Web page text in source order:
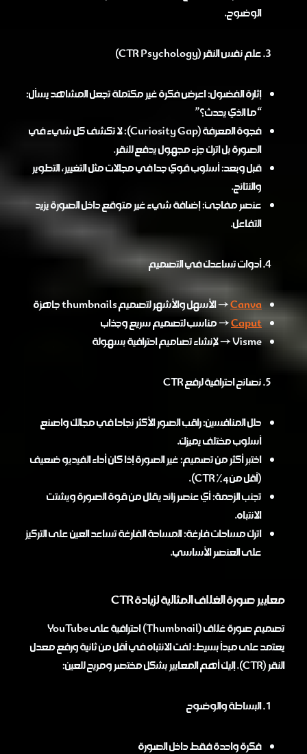
الوضوح.
علم نفس النقر (CTR Psychology)
إثارة الفضول: اعرض فكرة غير مكتملة تجعل المشاهد يسأل:
“ما الذي يحدث؟”
فجوة المعرفة (Curiosity Gap): لا تكشف كل شيء في
الصورة بل اترك جزء مجهول يدفع للنقر.
قبل وبعد: أسلوب قوي جدا في مجالات مثل التغيير، التطوير
والنتائج.
عنصر مفاجئ: إضافة شيء غير متوقع داخل الصورة يزيد
التفاعل.
أدوات تساعدك في التصميم
Canva→ الأسهل والأشهر لتصميم thumbnails جاهزة
Caput→ مناسب لتصميم سريع وجذاب
Visme → لإنشاء تصاميم احترافية بسهولة
نصائح احترافية لرفع CTR
حلل المنافسين: راقب الصور الأكثر نجاحا في مجالك واصنع
أسلوب مختلف يميزك.
اختبر أكثر من تصميم: غير الصورة إذا كان أداء الفيديو ضعيف
(أقل من 4% CTR).
تجنب الزحمة: أي عنصر زائد يقلل من قوة الصورة ويشتت
الانتباه.
اترك مساحات فارغة: المساحة الفارغة تساعد العين على التركيز
على العنصر الأساسي.
معايير صورة الغلاف المثالية لزيادة CTR
تصميم صورة غلاف (Thumbnail) احترافية على YouTube
يعتمد على مبدأ بسيط: لفت الانتباه في أقل من ثانية ورفع معدل
النقر (CTR). إليك أهم المعايير بشكل مختصر ومريح للعين:
البساطة والوضوح
فكرة واحدة فقط داخل الصورة